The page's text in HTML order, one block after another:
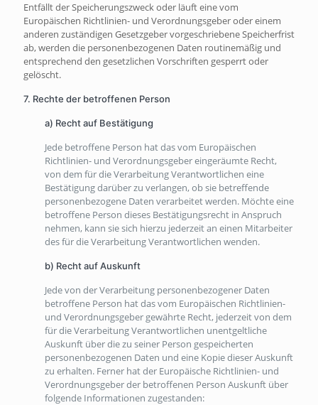
Entfällt der Speicherungszweck oder läuft eine vom
Europäischen Richtlinien- und Verordnungsgeber oder einem
anderen zuständigen Gesetzgeber vorgeschriebene Speicherfrist
ab, werden die personenbezogenen Daten routinemäßig und
entsprechend den gesetzlichen Vorschriften gesperrt oder
gelöscht.
7. Rechte der betroffenen Person
a) Recht auf Bestätigung
Jede betroffene Person hat das vom Europäischen
Richtlinien- und Verordnungsgeber eingeräumte Recht,
von dem für die Verarbeitung Verantwortlichen eine
Bestätigung darüber zu verlangen, ob sie betreffende
personenbezogene Daten verarbeitet werden. Möchte eine
betroffene Person dieses Bestätigungsrecht in Anspruch
nehmen, kann sie sich hierzu jederzeit an einen Mitarbeiter
des für die Verarbeitung Verantwortlichen wenden.
b) Recht auf Auskunft
Jede von der Verarbeitung personenbezogener Daten
betroffene Person hat das vom Europäischen Richtlinien-
und Verordnungsgeber gewährte Recht, jederzeit von dem
für die Verarbeitung Verantwortlichen unentgeltliche
Auskunft über die zu seiner Person gespeicherten
personenbezogenen Daten und eine Kopie dieser Auskunft
zu erhalten. Ferner hat der Europäische Richtlinien- und
Verordnungsgeber der betroffenen Person Auskunft über
folgende Informationen zugestanden: